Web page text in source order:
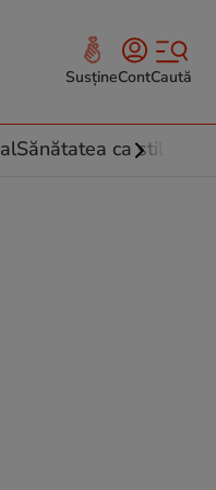
SusțineContCaută
Sănătatea ca stil de